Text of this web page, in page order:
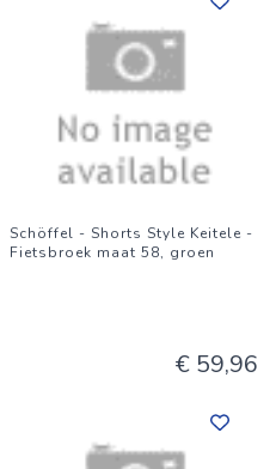
Schöffel - Shorts Style Keitele -
Fietsbroek maat 58, groen
€ 59,96